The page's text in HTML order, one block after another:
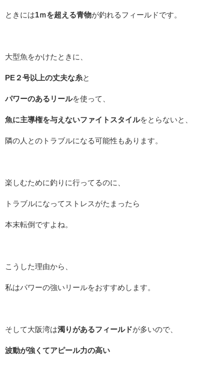
ときには1ｍを超える青物が釣れるフィールドです。
大型魚をかけたときに、
PE２号以上の丈夫な糸と
パワーのあるリールを使って、
魚に主導権を与えないファイトスタイルをとらないと、
隣の人とのトラブルになる可能性もあります。
楽しむために釣りに行ってるのに、
トラブルになってストレスがたまったら
本末転倒ですよね。
こうした理由から、
私はパワーの強いリールをおすすめします。
そして大阪湾は濁りがあるフィールドが多いので、
波動が強くてアピール力の高い